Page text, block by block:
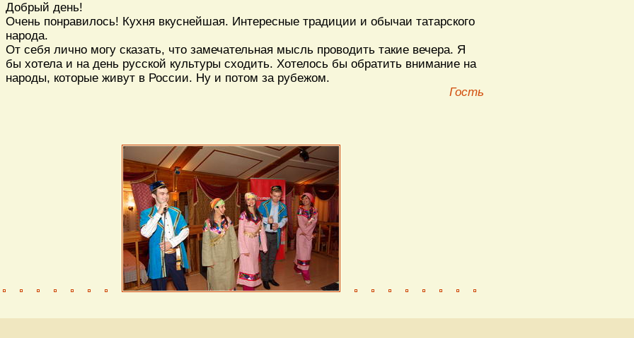
Добрый день!
Очень понравилось! Кухня вкуснейшая. Интересные традиции и обычаи татарского
народа.
От себя лично могу сказать, что замечательная мысль проводить такие вечера. Я
бы хотела и на день русской культуры сходить. Хотелось бы обратить внимание на
народы, которые живут в России. Ну и потом за рубежом.
Гость